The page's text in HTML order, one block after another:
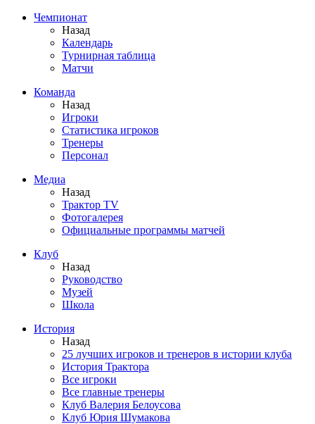
Чемпионат
Назад
Календарь
Турнирная таблица
Матчи
Команда
Назад
Игроки
Статистика игроков
Тренеры
Персонал
Медиа
Назад
Трактор TV
Фотогалерея
Официальные программы матчей
Клуб
Назад
Руководство
Музей
Школа
История
Назад
25 лучших игроков и тренеров в истории клуба
История Трактора
Все игроки
Все главные тренеры
Клуб Валерия Белоусова
Клуб Юрия Шумакова